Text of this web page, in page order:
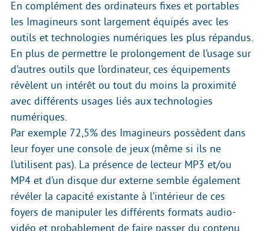
En complément des ordinateurs fixes et portables
les Imagineurs sont largement équipés avec les
outils et technologies numériques les plus répandus.
En plus de permettre le prolongement de l’usage sur
d’autres outils que l’ordinateur, ces équipements
révèlent un intérêt ou tout du moins la proximité
avec différents usages liés aux technologies
numériques.
Par exemple 72,5% des Imagineurs possèdent dans
leur foyer une console de jeux (même si ils ne
l’utilisent pas). La présence de lecteur MP3 et/ou
MP4 et d’un disque dur externe semble également
révéler la capacité existante à l’intérieur de ces
foyers de manipuler les différents formats audio-
vidéo et probablement de faire passer du contenu